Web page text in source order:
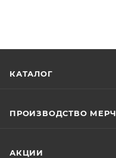
КАТАЛОГ
ПРОИЗВОДСТВО
АКЦИИ